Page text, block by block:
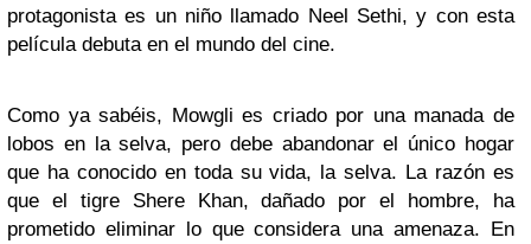
protagonista es un niño llamado Neel Sethi, y con esta
película debuta en el mundo del cine.
Como ya sabéis, Mowgli es criado por una manada de
lobos en la selva, pero debe abandonar el único hogar
que ha conocido en toda su vida, la selva. La razón es
que el tigre Shere Khan, dañado por el hombre, ha
prometido eliminar lo que considera una amenaza. En